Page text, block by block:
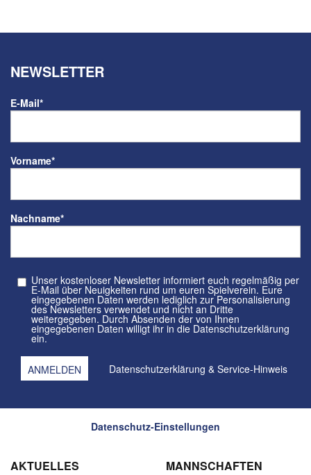
NEWSLETTER
E-Mail*
Vorname*
Nachname*
Unser kostenloser Newsletter informiert euch regelmäßig per
E-Mail über Neuigkeiten rund um euren Spielverein. Eure
eingegebenen Daten werden lediglich zur Personalisierung
des Newsletters verwendet und nicht an Dritte
weitergegeben. Durch Absenden der von Ihnen
eingegebenen Daten willigt ihr in die Datenschutzerklärung
ein.
Datenschutzerklärung & Service-Hinweis
Datenschutz-Einstellungen
AKTUELLES MANNSCHAFTEN